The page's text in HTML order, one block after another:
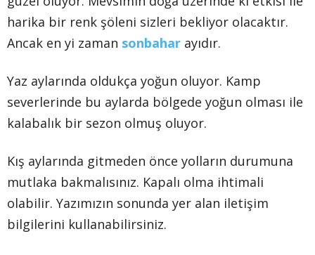
harika bir renk şöleni sizleri bekliyor olacaktır.
Ancak en yi zaman sonbahar ayıdır.
Yaz aylarında oldukça yoğun oluyor. Kamp
severlerinde bu aylarda bölgede yoğun olması ile
kalabalık bir sezon olmuş oluyor.
Kış aylarında gitmeden önce yolların durumuna
mutlaka bakmalısınız. Kapalı olma ihtimali
olabilir. Yazımızın sonunda yer alan iletişim
bilgilerini kullanabilirsiniz.